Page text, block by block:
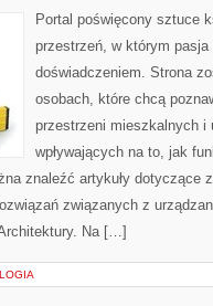
Portal poświęcony sztuce
przestrzeń, w którym
doświadczeniem. Strona
osobach, które chcą
przestrzeni mieszkalnych i
wpływających na to, jak
znaleźć artykuły dotyczące
związanych z
Na […]